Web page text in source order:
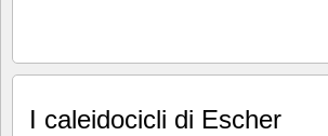
I caleidocicli di Escher